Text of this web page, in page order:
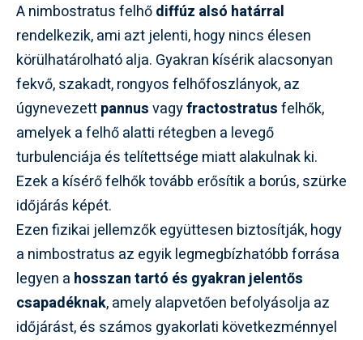
A nimbostratus felhődiffúz alsó határral
rendelkezik, ami azt jelenti, hogy nincs élesen
körülhatárolható alja. Gyakran kísérik alacsonyan
fekvő, szakadt, rongyos felhőfoszlányok, az
úgynevezettpannusvagyfractostratusfelhők,
amelyek a felhő alatti rétegben a levegő
turbulenciája és telítettsége miatt alakulnak ki.
Ezek a kísérő felhők tovább erősítik a borús, szürke
időjárás képét.
Ezen fizikai jellemzők együttesen biztosítják, hogy
a nimbostratus az egyik legmegbízhatóbb forrása
legyen a hosszan tartó és gyakran jelentős
csapadéknak, amely alapvetően befolyásolja az
időjárást, és számos gyakorlati következménnyel